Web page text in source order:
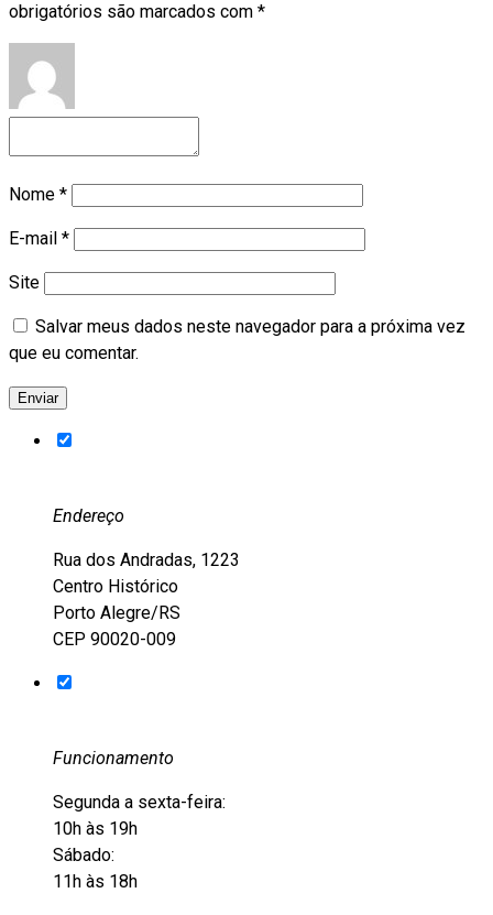
obrigatórios são marcados com *
Nome *
E-mail *
Site
Salvar meus dados neste navegador para a próxima vez
que eu comentar.
Endereço
Rua dos Andradas, 1223
Centro Histórico
Porto Alegre/RS
CEP 90020-009
Funcionamento
Segunda a sexta-feira:
10h às 19h
Sábado:
11h às 18h